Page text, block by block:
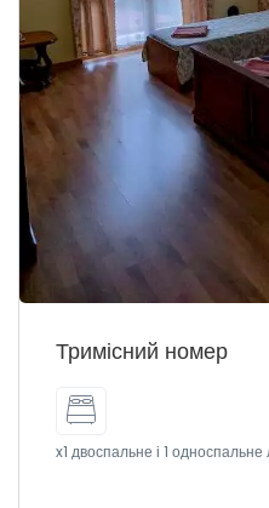
Тримісний номер
x1 двоспальне і 1 односпальне